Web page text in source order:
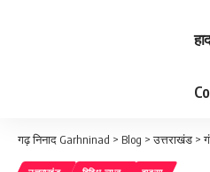
गढ़ निनाद Garhninad > Blog >उत्तराखंड >